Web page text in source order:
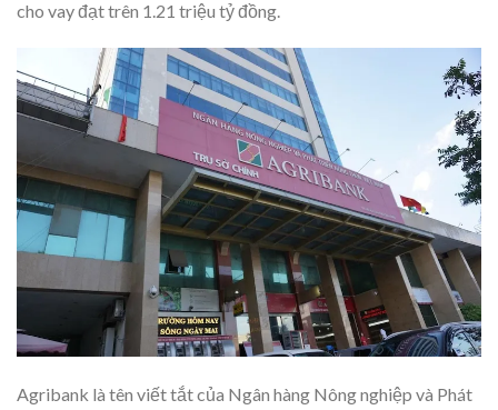
cho vay đạt trên 1.21 triệu tỷ đồng.
Agribank là tên viết tắt của Ngân hàng Nông nghiệp và Phát